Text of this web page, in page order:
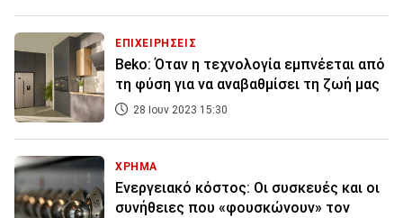
ΕΠΙΧΕΙΡΗΣΕΙΣ
Beko: Όταν η τεχνολογία εμπνέεται από
τη φύση για να αναβαθμίσει τη ζωή μας
28 Ιουν 2023 15:30
ΧΡΗΜΑ
Ενεργειακό κόστος: Οι συσκευές και οι
συνήθειες που «φουσκώνουν» τον